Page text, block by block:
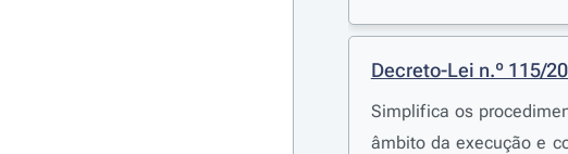
Decreto-Lei n.º 115/
Simplifica os
âmbito da execução e